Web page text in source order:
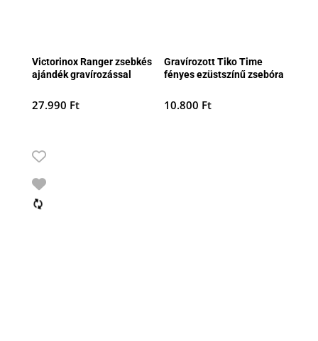
Victorinox Ranger zsebkés
ajándék gravírozással
27.990 Ft
Gravírozott Tiko Time
fényes ezüstszínű zsebóra
10.800 Ft